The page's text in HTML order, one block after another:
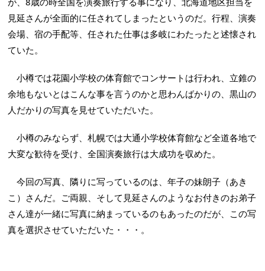
見延さんが全面的に任されてしまったというのだ。行程、演奏
会場、宿の手配等、任された仕事は多岐にわたったと述懐され
ていた。
小樽では花園小学校の体育館でコンサートは行われ、立錐の
余地もないとはこんな事を言うのかと思わんばかりの、黒山の
人だかりの写真を見せていただいた。
小樽のみならず、札幌では大通小学校体育館など全道各地で
大変な歓待を受け、全国演奏旅行は大成功を収めた。
今回の写真、隣りに写っているのは、年子の妹朗子（あき
こ）さんだ。ご両親、そして見延さんのようなお付きのお弟子
さん達が一緒に写真に納まっているのもあったのだが、この写
真を選択させていただいた・・・。